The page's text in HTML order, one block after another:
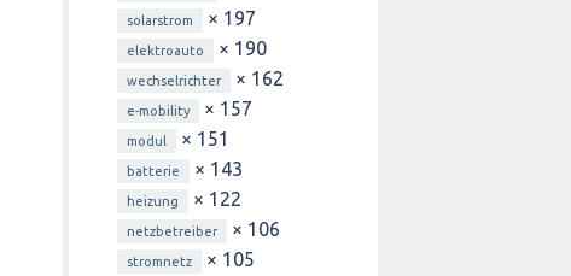
solarstrom × 197
elektroauto × 190
wechselrichter × 162
e-mobility × 157
modul × 151
batterie × 143
heizung × 122
netzbetreiber × 106
stromnetz × 105